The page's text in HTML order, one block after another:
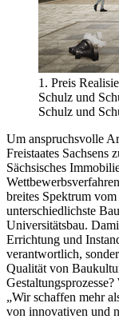
1. Preis
Schulz und
Schulz und
Um anspruchsvolle
Freistaates Sachsens
Sächsisches
breites Spektrum
unterschiedlichste
Universitätsbau.
Errichtung und
verantwortlich,
Qualität von
„Wir schaffen mehr
von innovativen und